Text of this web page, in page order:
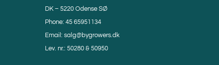
DK – 5220 Odense SØ
Phone: 45 65951134
Email: salg@bygrowers.dk
Lev. nr.: 50280 & 50950